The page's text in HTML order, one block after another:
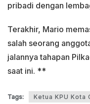
pribadi dengan
Terakhir, Mario
salah seorang
jalannya tahapan
saat ini. **
Tags:
Ketua KPU Kota